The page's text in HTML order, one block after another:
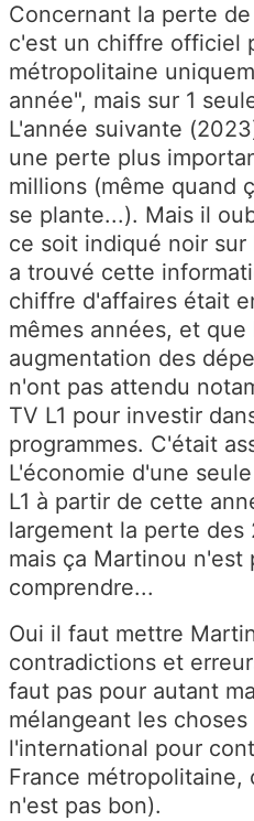
Concernant la perte
c'est un chiffre officiel
métropolitaine
année", mais sur 1
L'année suivante
une perte plus
millions (même quand
se plante...). Mais il
ce soit indiqué noir
a trouvé cette
chiffre d'affaires était
mêmes années, et
augmentation des
n'ont pas attendu
TV L1 pour investir
programmes. C'était
L'économie d'une
L1 à partir de cette
largement la perte des
mais ça Martinou n'est
comprendre...
Oui il faut mettre
contradictions et
faut pas pour autant
mélangeant les
l'international pour
France métropolitaine,
n'est pas bon).